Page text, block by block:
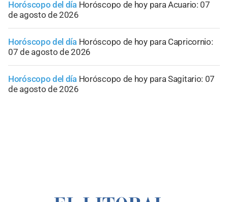
Horóscopo del día Horóscopo de hoy para Acuario: 07
de agosto de 2026
Horóscopo del día Horóscopo de hoy para Capricornio:
07 de agosto de 2026
Horóscopo del día Horóscopo de hoy para Sagitario: 07
de agosto de 2026